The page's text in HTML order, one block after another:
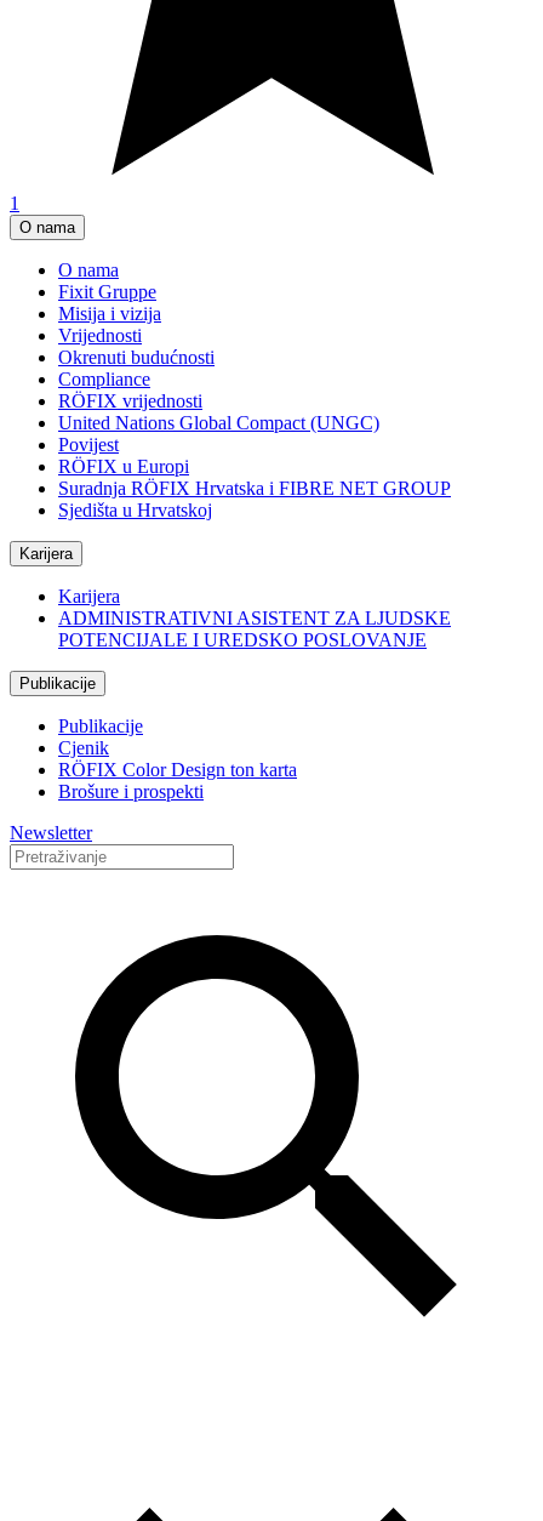
1
O nama
O nama
Fixit Gruppe
Misija i vizija
Vrijednosti
Okrenuti budućnosti
Compliance
RÖFIX vrijednosti
United Nations Global Compact (UNGC)
Povijest
RÖFIX u Europi
Suradnja RÖFIX Hrvatska i FIBRE NET GROUP
Sjedišta u Hrvatskoj
Karijera
Karijera
ADMINISTRATIVNI ASISTENT ZA LJUDSKE
POTENCIJALE I UREDSKO POSLOVANJE
Publikacije
Publikacije
Cjenik
RÖFIX Color Design ton karta
Brošure i prospekti
Newsletter